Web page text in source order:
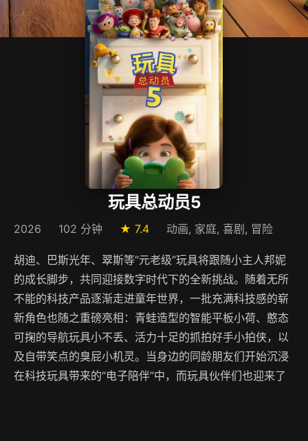
玩具总动员5
2026 102 分钟 ★ 7.4 动画, 家庭, 喜剧, 冒险
胡迪、巴斯光年、翠斯等“元老级”玩具将跟随小主人邦妮
的成长脚步，共同迎接数字时代下的全新挑战。随着无所
不能的科技产品逐渐走进童年世界，一批充满科技感的崭
新角色也随之重磅亮相：青蛙造型的智能平板小荷、憨态
可掬的导航玩具小不丢、活力十足的抓拍好手小拍侠，以
及自带笑点的臭屁小机灵。当身边的同龄朋友们开始沉浸
在科技玩具带来的“电子陪伴”中，而玩具伙伴们也迎来了